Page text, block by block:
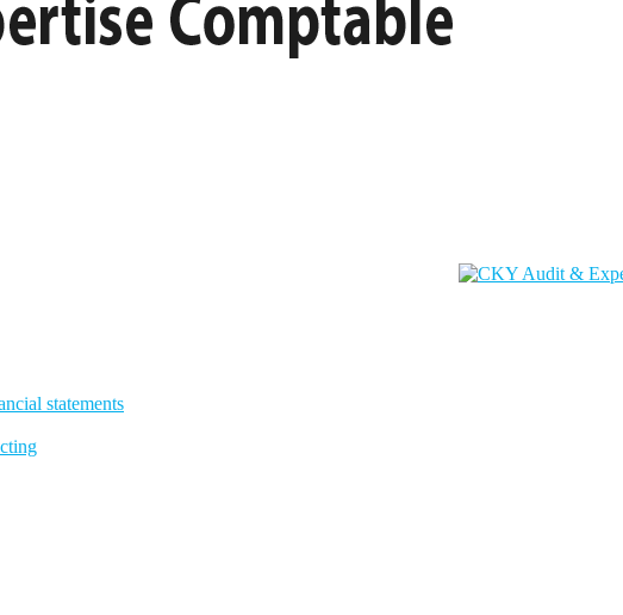
statements